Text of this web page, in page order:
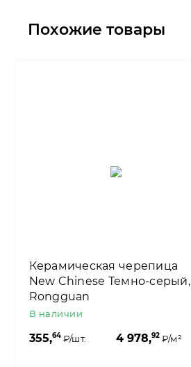
Похожие товары
Керамическая черепица
New Chinese Темно-серый,
Rongguan
В наличии
355,64₽/шт. 4 978,92₽/м²